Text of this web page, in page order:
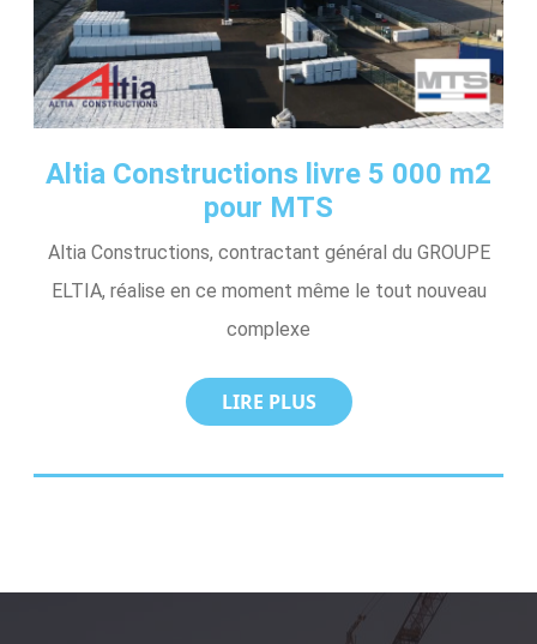
Altia Constructions livre 5 000 m2
pour MTS
Altia Constructions, contractant général du GROUPE
ELTIA, réalise en ce moment même le tout nouveau
complexe
LIRE PLUS